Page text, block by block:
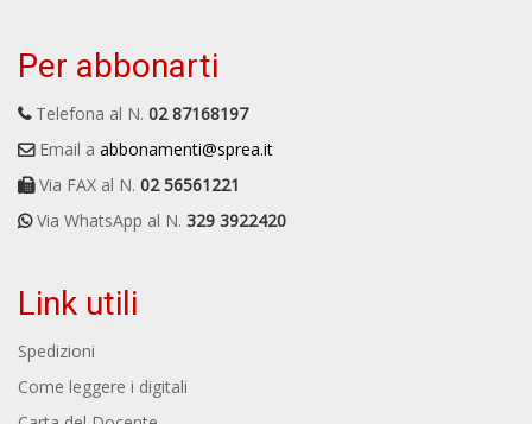
Per abbonarti
Telefona al N. 02 87168197
Email a abbonamenti@sprea.it
Via FAX al N. 02 56561221
Via WhatsApp al N. 329 3922420
Link utili
Spedizioni
Come leggere i digitali